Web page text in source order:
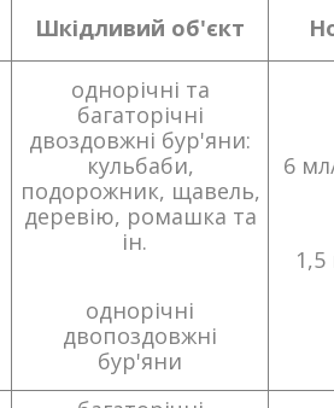
Шкідливий об'єкт
однорічні та
багаторічні
двоздовжні бур'яни:
кульбаби,
подорожник, щавель,
деревію, ромашка та
ін.
однорічні
двопоздовжні
бур'яни
6